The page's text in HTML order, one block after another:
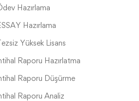
Hazırlama
Hazırlama
Yüksek Lisans
Raporu Hazırlatma
Raporu Düşürme
Raporu Analiz